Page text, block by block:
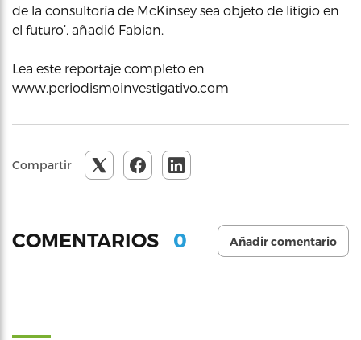
de la consultoría de McKinsey sea objeto de litigio en
el futuro’, añadió Fabian.
Lea este reportaje completo en
www.periodismoinvestigativo.com
Compartir
COMENTARIOS 0 Añadir comentario